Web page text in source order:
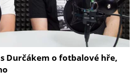
Durčákem o fotbalové hře,